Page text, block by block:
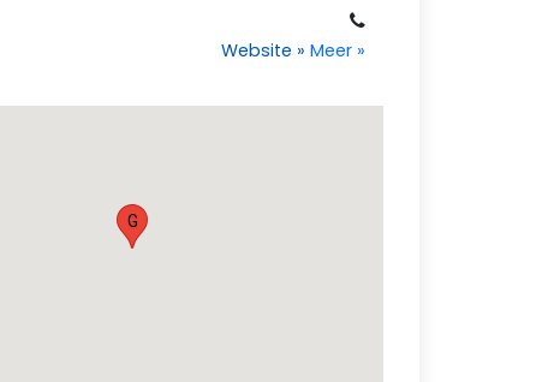
Website » Meer »
G